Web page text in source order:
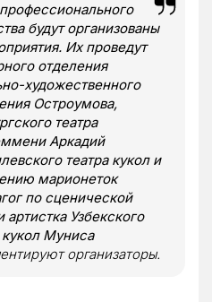
будут организованы
Их проведут
отделения
художественного
Остроумова,
театра
Аркадий
театра кукол и
марионеток
по сценической
артистка Узбекского
кукол Муниса
организаторы.